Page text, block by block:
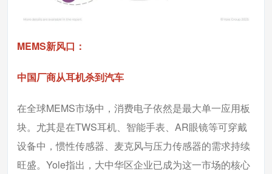
MEMS新风口：
中国厂商从耳机杀到汽车
在全球MEMS市场中，消费电子依然是最大单一应用板
块。尤其是在TWS耳机、智能手表、AR眼镜等可穿戴
设备中，惯性传感器、麦克风与压力传感器的需求持续
旺盛。Yole指出，大中华区企业已成为这一市场的核心